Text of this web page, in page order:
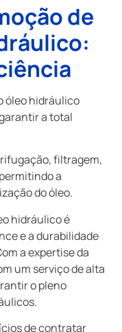
de
óleo hidráulico
a total
filtragem,
a
do óleo.
hidráulico é
e a durabilidade
a expertise da
um serviço de alta
o pleno
de contratar